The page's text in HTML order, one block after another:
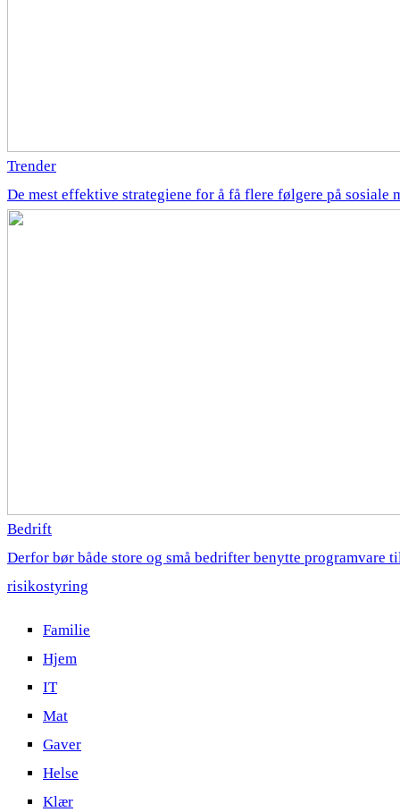
Trender
De mest effektive strategiene for å få flere følgere på sosiale
Bedrift
Derfor bør både store og små bedrifter benytte programvare
risikostyring
Familie
Hjem
IT
Mat
Gaver
Helse
Klær